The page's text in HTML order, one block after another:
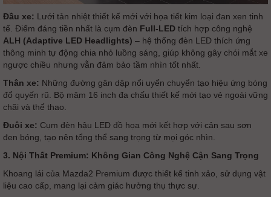
Đầu xe: Lưới tản nhiệt thiết kế mới với họa tiết kim loại đan xen tinh
tế. Điểm đáng tiền nhất là cụm đèn Full-LED tích hợp công nghệ
ALH (Adaptive LED Headlights) – hệ thống đèn LED thích ứng
thông minh tự động chia nhỏ luồng sáng, giúp không gây chói mắt xe
ngược chiều nhưng vẫn đảm bảo tầm nhìn tốt nhất.
Thân xe: Những đường gân dập nổi uyển chuyển tạo hiệu ứng bóng
đổ quyến rũ. Bộ mâm 16 inch đa chấu thiết kế mới tạo vẻ ngoài vững
chãi và thể thao.
Đuôi xe: Cụm đèn hậu LED đồ họa mới kết hợp với cản sau sơn
đen bóng, tạo nên tổng thể sang trọng từ mọi góc nhìn.
3. Nội Thất Premium: Không Gian Công Nghệ Cận Sang Trọng
Khoang lái của Mazda2 Premium được thiết kế tinh xảo, sử dụng vật
liệu cao cấp, mang lại cảm giác hưởng thụ thực sự.